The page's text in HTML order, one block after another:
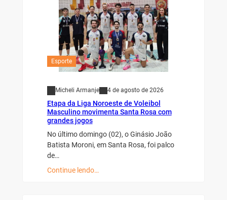
Esporte
Micheli Armanje 4 de agosto de 2026
Etapa da Liga Noroeste de Voleibol
Masculino movimenta Santa Rosa com
grandes jogos
No último domingo (02), o Ginásio João
Batista Moroni, em Santa Rosa, foi palco
de…
Continue lendo…